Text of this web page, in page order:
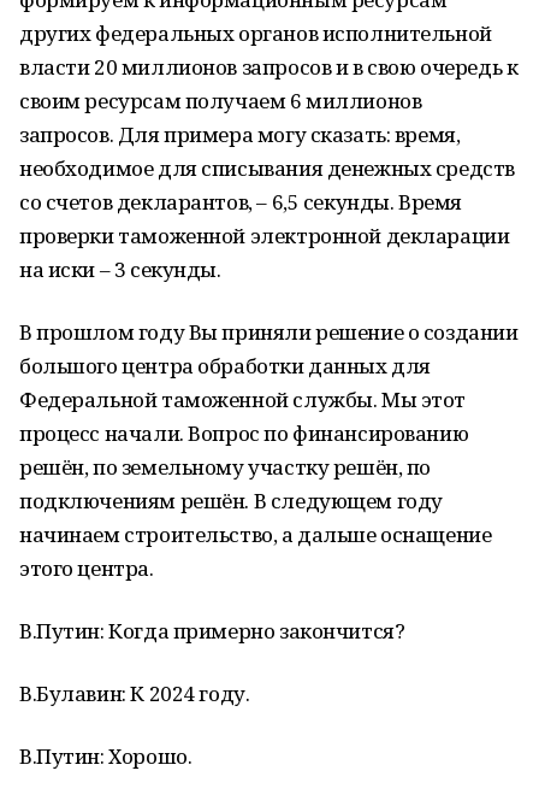
других федеральных органов исполнительной
власти 20 миллионов запросов и в свою очередь к
своим ресурсам получаем 6 миллионов
запросов. Для примера могу сказать: время,
необходимое для списывания денежных средств
со счетов декларантов, – 6,5 секунды. Время
проверки таможенной электронной декларации
на иски – 3 секунды.
В прошлом году Вы приняли решение о создании
большого центра обработки данных для
Федеральной таможенной службы. Мы этот
процесс начали. Вопрос по финансированию
решён, по земельному участку решён, по
подключениям решён. В следующем году
начинаем строительство, а дальше оснащение
этого центра.
В.Путин: Когда примерно закончится?
В.Булавин: К 2024 году.
В.Путин: Хорошо.